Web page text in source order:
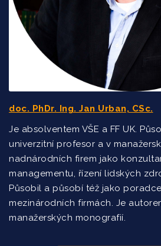
doc. PhDr. Ing. Jan Urban, CSc.
Je absolventem VŠE a FF UK.
univerzitní profesor a v
nadnárodních firem jako
managementu, řízení lidských
Působil a působí též jako
mezinárodních firmách. Je
manažerských monografií.